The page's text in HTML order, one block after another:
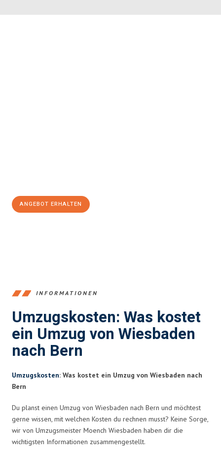
ANGEBOT ERHALTEN
INFORMATIONEN
Umzugskosten: Was kostet
ein Umzug von Wiesbaden
nach Bern
Umzugskosten: Was kostet ein Umzug von Wiesbaden nach
Bern
Du planst einen Umzug von Wiesbaden nach Bern und möchtest
gerne wissen, mit welchen Kosten du rechnen musst? Keine Sorge,
wir von Umzugsmeister Moench Wiesbaden haben dir die
wichtigsten Informationen zusammengestellt.